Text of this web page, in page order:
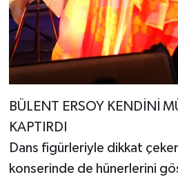
BÜLENT ERSOY KENDİNİ
KAPTIRDI
Dans figürleriyle dikkat
konserinde de hünerlerini